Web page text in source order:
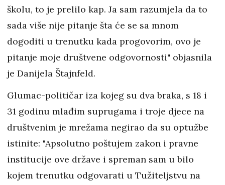
školu, to je prelilo kap. Ja sam razumjela da to
sada više nije pitanje šta će se sa mnom
dogoditi u trenutku kada progovorim, ovo je
pitanje moje društvene odgovornosti" objasnila
je Danijela Štajnfeld.
Glumac-političar iza kojeg su dva braka, s 18 i
31 godinu mlađim suprugama i troje djece na
društvenim je mrežama negirao da su optužbe
istinite: "Apsolutno poštujem zakon i pravne
institucije ove države i spreman sam u bilo
kojem trenutku odgovarati u Tužiteljstvu na